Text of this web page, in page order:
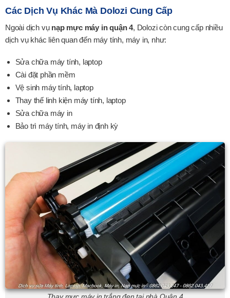
Các Dịch Vụ Khác Mà Dolozi Cung Cấp
Ngoài dịch vụ nạp mực máy in quận 4, Dolozi còn cung cấp nhiều
dịch vụ khác liên quan đến máy tính, máy in, như:
Sửa chữa máy tính, laptop
Cài đặt phần mềm
Vệ sinh máy tính, laptop
Thay thế linh kiện máy tính, laptop
Sửa chữa máy in
Bảo trì máy tính, máy in định kỳ